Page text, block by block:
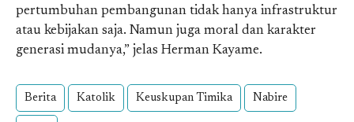
pertumbuhan pembangunan tidak hanya infrastruktur
atau kebijakan saja. Namun juga moral dan karakter
generasi mudanya,” jelas Herman Kayame.
Berita Katolik Keuskupan Timika Nabire